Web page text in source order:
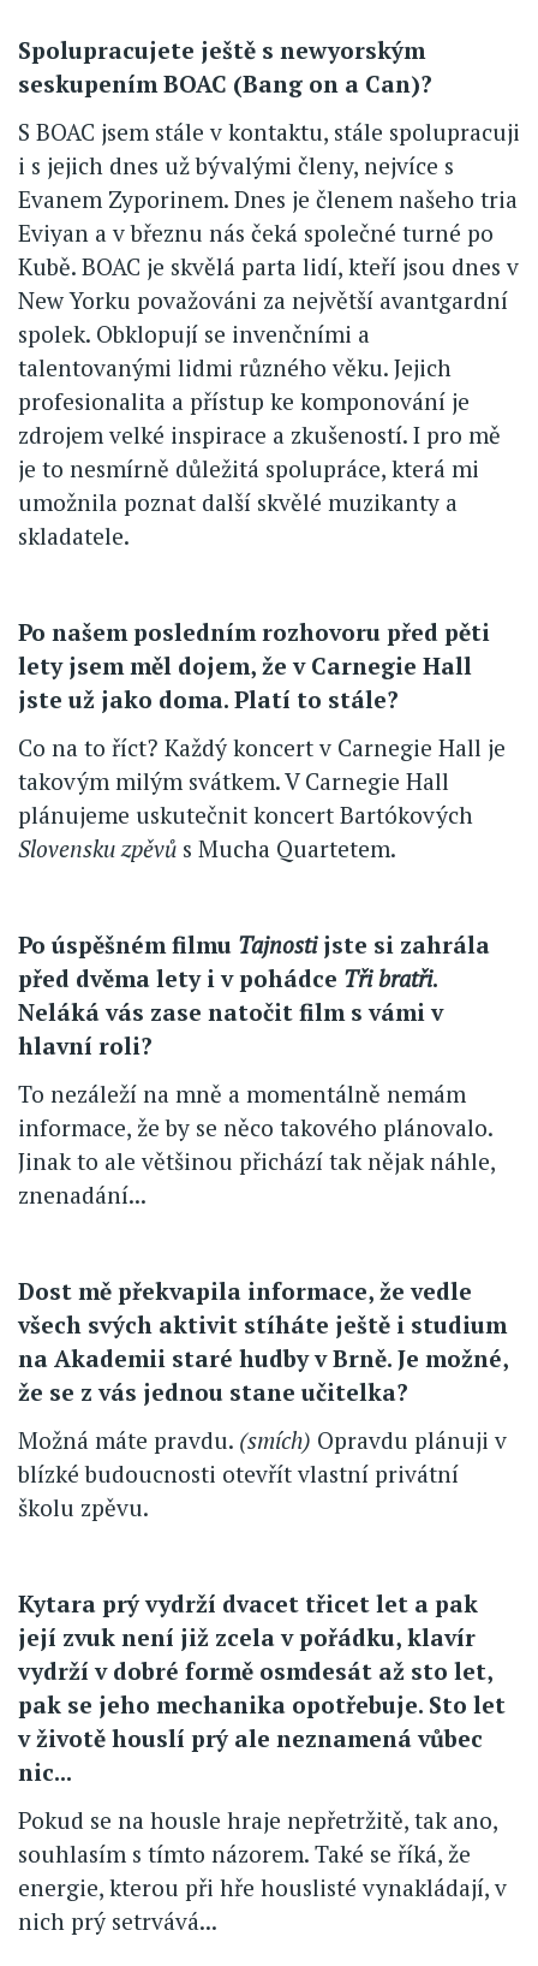
Spolupracujete ještě s newyorským
seskupením BOAC (Bang on a Can)?
S BOAC jsem stále v kontaktu, stále spolupracuji
i s jejich dnes už bývalými členy, nejvíce s
Evanem Zyporinem. Dnes je členem našeho tria
Eviyan a v březnu nás čeká společné turné po
Kubě. BOAC je skvělá parta lidí, kteří jsou dnes v
New Yorku považováni za největší avantgardní
spolek. Obklopují se invenčními a
talentovanými lidmi různého věku. Jejich
profesionalita a přístup ke komponování je
zdrojem velké inspirace a zkušeností. I pro mě
je to nesmírně důležitá spolupráce, která mi
umožnila poznat další skvělé muzikanty a
skladatele.
Po našem posledním rozhovoru před pěti
lety jsem měl dojem, že v Carnegie Hall
jste už jako doma. Platí to stále?
Co na to říct? Každý koncert v Carnegie Hall je
takovým milým svátkem. V Carnegie Hall
plánujeme uskutečnit koncert Bartókových
Slovensku zpěvů s Mucha Quartetem.
Po úspěšném filmu Tajnostijste si zahrála
před dvěma lety i v pohádce Tři bratři.
Neláká vás zase natočit film s vámi v
hlavní roli?
To nezáleží na mně a momentálně nemám
informace, že by se něco takového plánovalo.
Jinak to ale většinou přichází tak nějak náhle,
znenadání...
Dost mě překvapila informace, že vedle
všech svých aktivit stíháte ještě i studium
na Akademii staré hudby v Brně. Je možné,
že se z vás jednou stane učitelka?
Možná máte pravdu. (smích) Opravdu plánuji v
blízké budoucnosti otevřít vlastní privátní
školu zpěvu.
Kytara prý vydrží dvacet třicet let a pak
její zvuk není již zcela v pořádku, klavír
vydrží v dobré formě osmdesát až sto let,
pak se jeho mechanika opotřebuje. Sto let
v životě houslí prý ale neznamená vůbec
nic...
Pokud se na housle hraje nepřetržitě, tak ano,
souhlasím s tímto názorem. Také se říká, že
energie, kterou při hře houslisté vynakládají, v
nich prý setrvává...